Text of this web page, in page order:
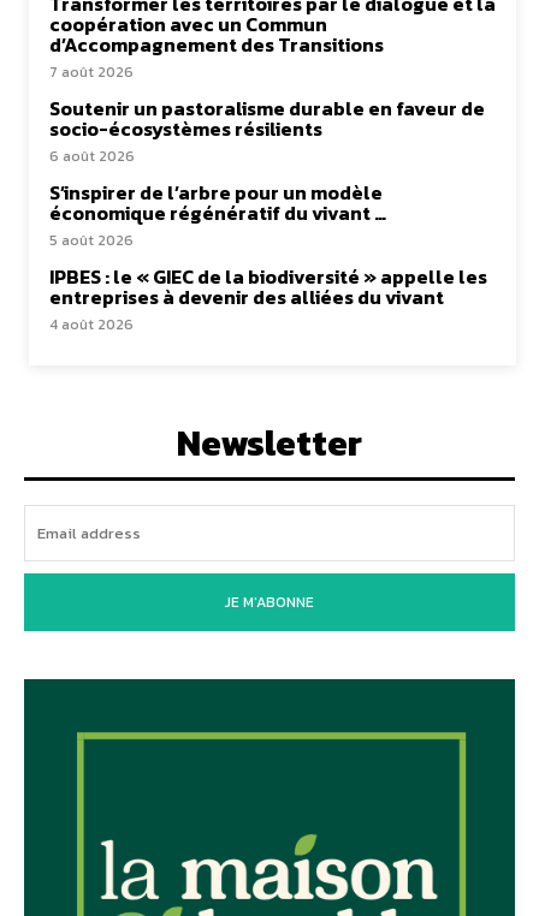
coopération avec un Commun
d’Accompagnement des Transitions
7 août 2026
Soutenir un pastoralisme durable en faveur de
socio-écosystèmes résilients
6 août 2026
S’inspirer de l’arbre pour un modèle
économique régénératif du vivant …
5 août 2026
IPBES : le « GIEC de la biodiversité » appelle les
entreprises à devenir des alliées du vivant
4 août 2026
Newsletter
JE M'ABONNE